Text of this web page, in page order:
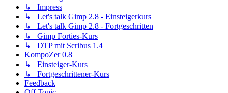
↳ Impress
↳ Let's talk Gimp 2.8 - Einsteigerkurs
↳ Let's talk Gimp 2.8 - Fortgeschritten
↳ Gimp Forties-Kurs
↳ DTP mit Scribus 1.4
KompoZer 0.8
↳ Einsteiger-Kurs
↳ Fortgeschrittener-Kurs
Feedback